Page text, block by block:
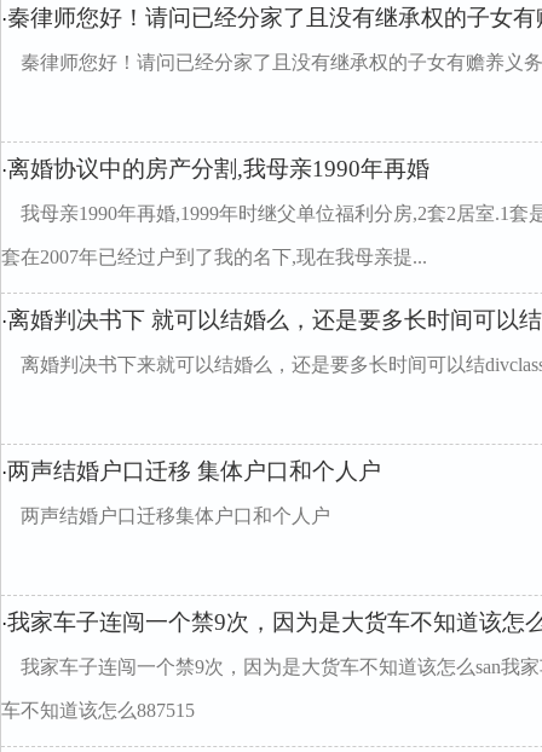
·秦律师您好！请问已经分家了且没有继承权的子女
秦律师您好！请问已经分家了且没有继承权的子女有赡养义
·离婚协议中的房产分割,我母亲1990年再婚
我母亲1990年再婚,1999年时继父单位福利分房,2套2居室.1
套在2007年已经过户到了我的名下,现在我母亲提...
·离婚判决书下 就可以结婚么，还是要多长时间可以
离婚判决书下来就可以结婚么，还是要多长时间可以结
·两声结婚户口迁移 集体户口和个人户
两声结婚户口迁移集体户口和个人户
·我家车子连闯一个禁9次，因为是大货车不知道该怎
我家车子连闯一个禁9次，因为是大货车不知道该怎么san我
车不知道该怎么887515